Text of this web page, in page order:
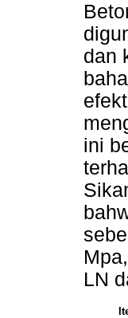
dan
ini
LN